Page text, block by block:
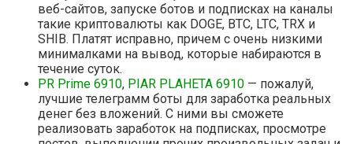
веб-сайтов, запуске ботов и подписках на каналы
такие криптовалюты как DOGE, BTC, LTC, TRX и
SHIB. Платят исправно, причем с очень низкими
минималками на вывод, которые набираются в
течение суток.
PR Prime 6910, PIAR PLAHETA 6910 — пожалуй,
лучшие телеграмм боты для заработка реальных
денег без вложений. С ними вы сможете
реализовать заработок на подписках, просмотре